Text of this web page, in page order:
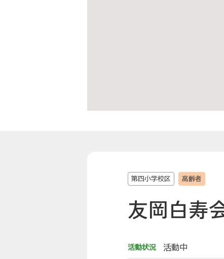
第四小学校区 高齢者
友岡白寿
活動状況 活動中